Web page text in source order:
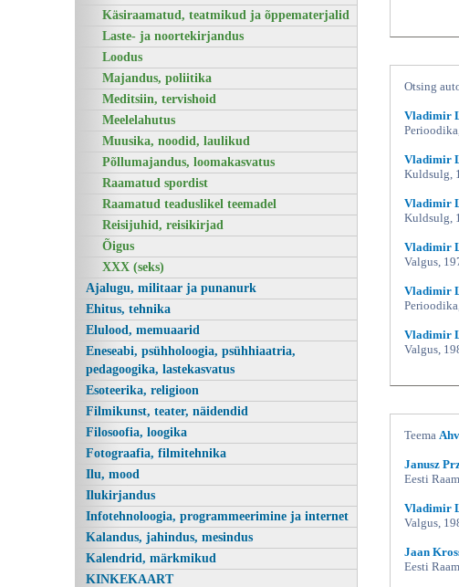
Enesemuutmise kunst, Vladimir Levi,
Käsiraamatud, teatmikud ja õppematerjalid
Laste- ja noortekirjandus
Loodus
Majandus, poliitika
Meditsiin, tervishoid
Meelelahutus
Muusika, noodid, laulikud
Põllumajandus, loomakasvatus
Raamatud spordist
Raamatud teaduslikel teemadel
Reisijuhid, reisikirjad
Õigus
XXX (seks)
Ajalugu, militaar ja punanurk
Ehitus, tehnika
Elulood, memuaarid
Eneseabi, psühholoogia, psühhiaatria,
pedagoogika, lastekasvatus
Esoteerika, religioon
Filmikunst, teater, näidendid
Filosoofia, loogika
Fotograafia, filmitehnika
Ilu, mood
Ilukirjandus
Infotehnoloogia, programmeerimine ja internet
Kalandus, jahindus, mesindus
Kalendrid, märkmikud
KINKEKAART
Otsing
Vladimir
Vladimir
Kuldsulg,
Vladimir
Kuldsulg,
Vladimir
Valgus,
Vladimir
Vladimir
Valgus,
Teema
Janusz
Eesti
Vladimir
Valgus,
Jaan
Eesti